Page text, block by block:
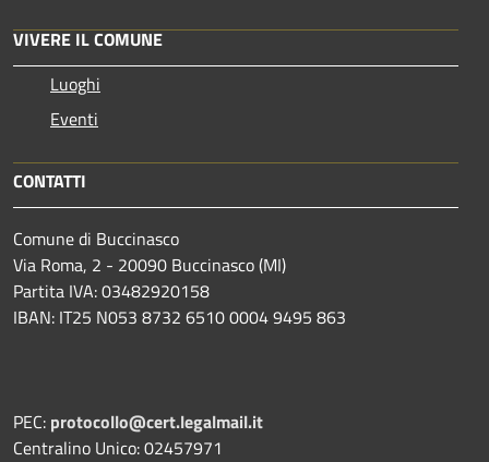
VIVERE IL COMUNE
Luoghi
Eventi
CONTATTI
Comune di Buccinasco
Via Roma, 2 - 20090 Buccinasco (MI)
Partita IVA: 03482920158
IBAN: IT25 N053 8732 6510 0004 9495 863
PEC: protocollo@cert.legalmail.it
Centralino Unico: 02457971